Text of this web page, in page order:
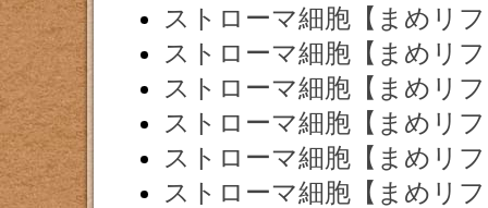
ストローマ細胞【まめリ
ストローマ細胞【まめリ
ストローマ細胞【まめリ
ストローマ細胞【まめリ
ストローマ細胞【まめリ
ストローマ細胞【まめリ